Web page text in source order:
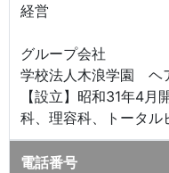
経営
グループ会社
学校法人木浪学園 ヘ
【設立】昭和31年4
科、理容科、トータル
電話番号